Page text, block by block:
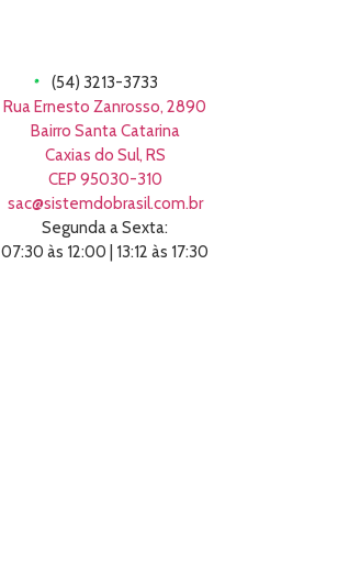
(54) 3213-3733
Rua Ernesto Zanrosso, 2890
Bairro Santa Catarina
Caxias do Sul, RS
CEP 95030-310
sac@sistemdobrasil.com.br
Segunda a Sexta:
07:30 às 12:00 | 13:12 às 17:30